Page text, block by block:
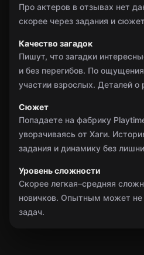
Про актеров в отзывах нет
скорее через задания и
Качество загадок
Пишут, что загадки
и без перегибов. По
участии взрослых. Деталей о
Сюжет
Попадаете на фабрику
уворачиваясь от Хаги.
задания и динамику без
Уровень сложности
Скорее легкая–средняя
новичков. Опытным может не
задач.